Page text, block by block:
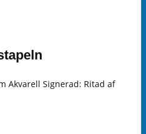
Akvarell Signerad: Ritad af